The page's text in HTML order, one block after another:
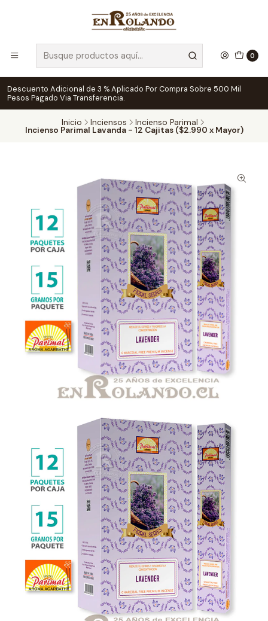
0
Descuento Adicional de 3 % Aplicado Por Compra Sobre 500 Mil
Pesos Pagado Via Transferencia.
Inicio Inciensos Incienso Parimal
Incienso Parimal Lavanda - 12 Cajitas ($2.990 x Mayor)